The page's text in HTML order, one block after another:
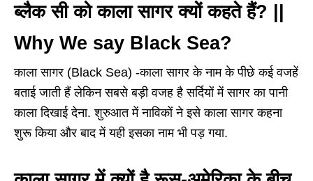
ब्लैक सी को काला सागर क्यों कहते हैं? ||
Why We say Black Sea?
काला सागर (Black Sea) -काला सागर के नाम के पीछे कई वजहें
बताई जाती हैं लेकिन सबसे बड़ी वजह है सर्दियों में सागर का पानी
काला दिखाई देना. शुरुआत में नाविकों ने इसे काला सागर कहना
शुरू किया और बाद में यही इसका नाम भी पड़ गया.